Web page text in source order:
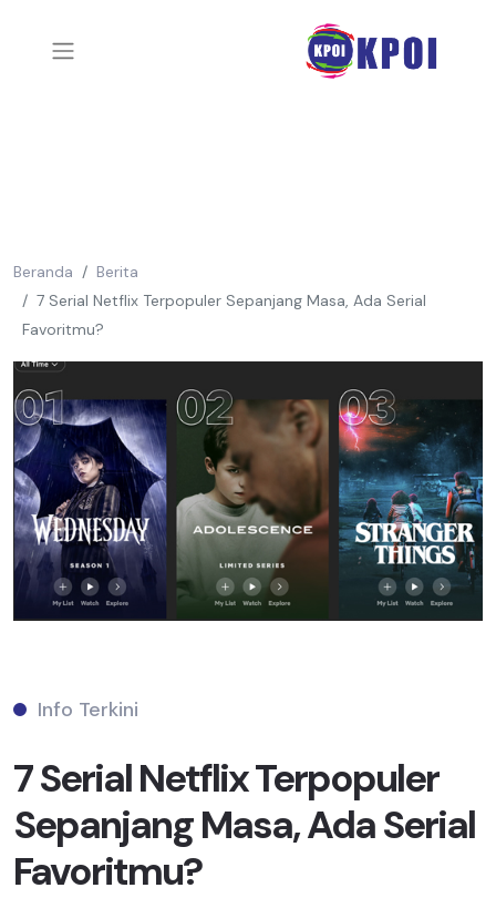
Beranda
Berita
7 Serial Netflix Terpopuler Sepanjang Masa, Ada Serial
Favoritmu?
Info Terkini
7 Serial Netflix Terpopuler
Sepanjang Masa, Ada Serial
Favoritmu?